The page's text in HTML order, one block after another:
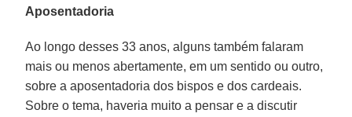
Aposentadoria
Ao longo desses 33 anos, alguns também falaram
mais ou menos abertamente, em um sentido ou outro,
sobre a aposentadoria dos bispos e dos cardeais.
Sobre o tema, haveria muito a pensar e a discutir